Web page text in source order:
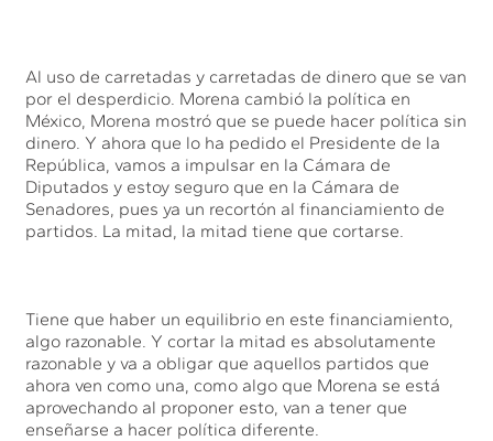
Al uso de carretadas y carretadas de dinero que se van
por el desperdicio. Morena cambió la política en
México, Morena mostró que se puede hacer política sin
dinero. Y ahora que lo ha pedido el Presidente de la
República, vamos a impulsar en la Cámara de
Diputados y estoy seguro que en la Cámara de
Senadores, pues ya un recortón al financiamiento de
partidos. La mitad, la mitad tiene que cortarse.
Tiene que haber un equilibrio en este financiamiento,
algo razonable. Y cortar la mitad es absolutamente
razonable y va a obligar que aquellos partidos que
ahora ven como una, como algo que Morena se está
aprovechando al proponer esto, van a tener que
enseñarse a hacer política diferente.